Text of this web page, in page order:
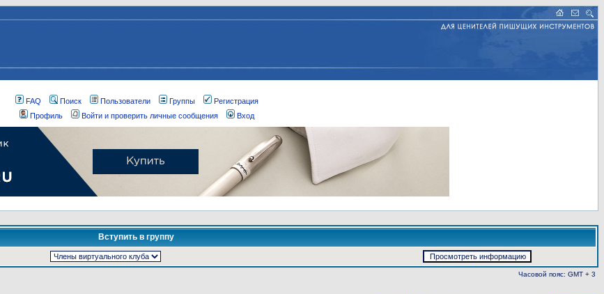
FAQ Поиск Пользователи Группы
Регистрация
Профиль
Войти и проверить личные сообщения Вход
Вступить в группу
Часовой пояс: GMT + 3